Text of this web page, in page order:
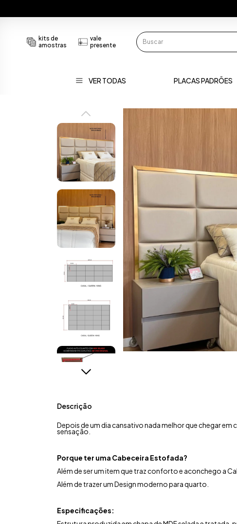
kits de
amostras
vale
presente
VER TODAS PLACAS PADRÕES
Descrição
Depois de um dia cansativo nada melhor que chegar
sensação.
Porque ter uma Cabeceira Estofada?
Além de ser um item que traz conforto e aconchego a
Além de trazer um Design moderno para quarto.
Especificações: